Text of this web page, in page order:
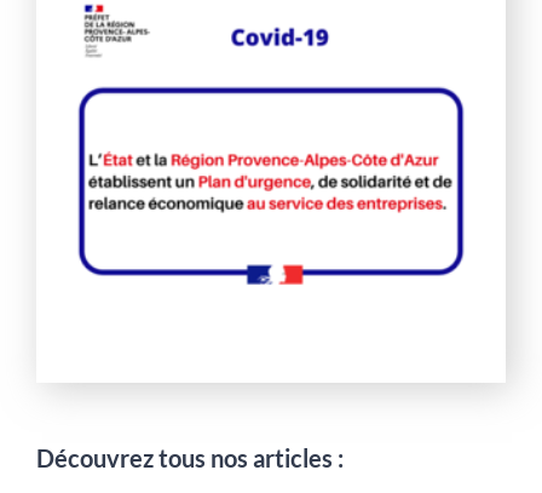
Découvrez tous nos articles :